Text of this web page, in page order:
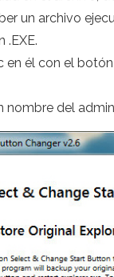
un archivo
.EXE.
en él con el
nombre del